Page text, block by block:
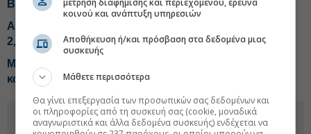
Βοιωτία και Δυτική Αττική
AKTOR: Ισχυρό ενδιαφέρον για το ομόλογο, αγόρασε
2,8 εκατ. μετοχές η Winex
Μυτιλήνη: Προφυλάκιση Τούρκου πλοιοκτήτη που
κατηγορείται για διακίνηση κοκαΐνης
μέτρηση διαφήμισης και περιεχομένου, έρευνα
κοινού και ανάπτυξη υπηρεσιών
Αποθήκευση ή/και πρόσβαση στα δεδομένα μιας
συσκευής
Μάθετε περισσότερα
Θα γίνει επεξεργασία των προσωπικών σας δεδομένων και
οι πληροφορίες από τη συσκευή σας (cookie, μοναδικά
αναγνωριστικά και άλλα δεδομένα συσκευής) ενδέχεται να